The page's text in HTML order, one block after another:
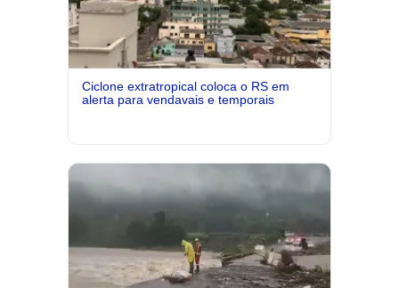
Ciclone extratropical coloca o RS em
alerta para vendavais e temporais